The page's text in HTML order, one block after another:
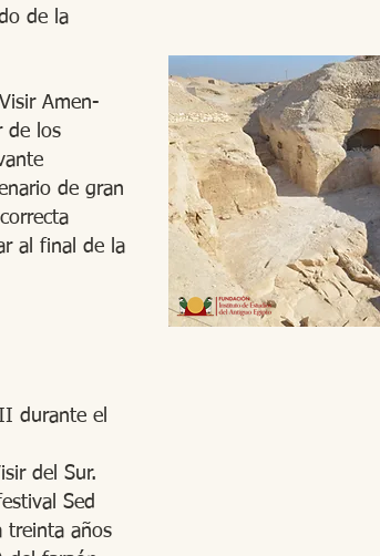
de la
Amen-
de los
de gran
al final de la
durante el
del Sur.
Sed
treinta años